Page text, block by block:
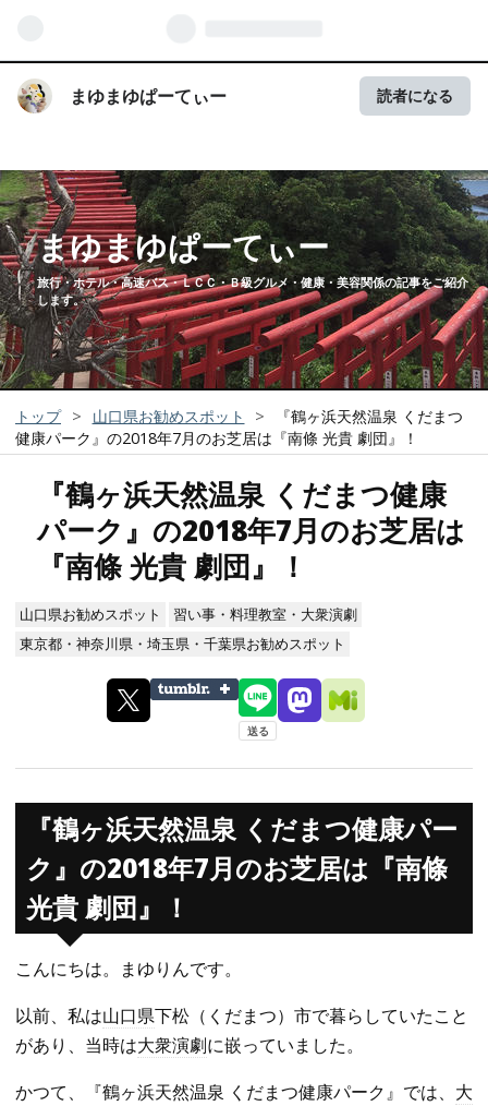
まゆまゆぱーてぃー 読者になる
まゆまゆぱーてぃー
旅行・ホテル・高速バス・ＬＣＣ・Ｂ級グルメ・健康・美容関係の記事をご紹介
します。
トップ > 山口県お勧めスポット >
『鶴ヶ浜天然温泉 くだまつ
健康パーク』の2018年7月のお芝居は『南條 光貴 劇団』！
『鶴ヶ浜天然温泉 くだまつ健康
パーク』の2018年7月のお芝居は
『南條 光貴 劇団』！
山口県お勧めスポット
習い事・料理教室・大衆演劇
東京都・神奈川県・埼玉県・千葉県お勧めスポット
『鶴ヶ浜天然温泉 くだまつ健康パー
ク』の2018年7月のお芝居は『南條
光貴 劇団』！
こんにちは。まゆりんです。
以前、私は山口県下松（くだまつ）市で暮らしていたこと
があり、当時は大衆演劇に嵌っていました。
かつて、『鶴ヶ浜天然温泉 くだまつ健康パーク』では、 大